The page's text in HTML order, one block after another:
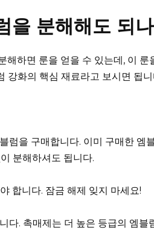
을 분해해도 되
해하면 룬을 얻을 수 있는데, 이 룬
강화의 핵심 재료라고 보시면 됩니
럼을 구매합니다. 이미 구매한 엠
분해하셔도 됩니다.
합니다. 잠금 해제 잊지 마세요!
다. 촉매제는 더 높은 등급의 엠블